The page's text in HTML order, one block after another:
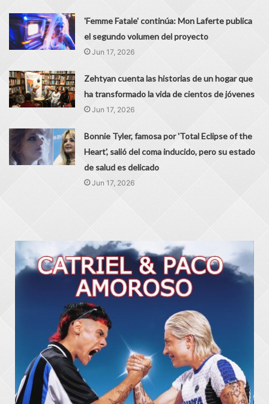
'Femme Fatale' continúa: Mon Laferte publica
el segundo volumen del proyecto
Jun 17, 2026
Zehtyan cuenta las historias de un hogar que
ha transformado la vida de cientos de jóvenes
Jun 17, 2026
Bonnie Tyler, famosa por 'Total Eclipse of the
Heart', salió del coma inducido, pero su estado
de salud es delicado
Jun 17, 2026